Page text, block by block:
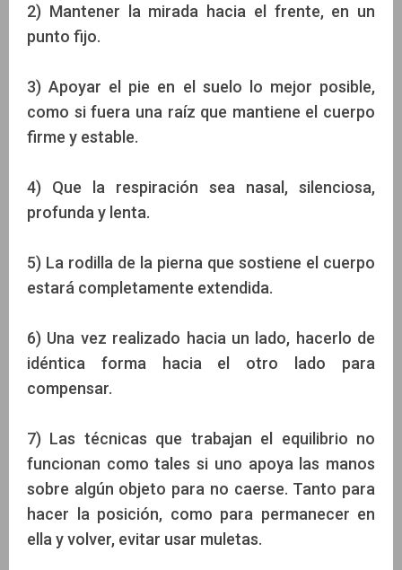
2) Mantener la mirada hacia el frente, en un
punto fijo.
3) Apoyar el pie en el suelo lo mejor posible,
como si fuera una raíz que mantiene el cuerpo
firme y estable.
4) Que la respiración sea nasal, silenciosa,
profunda y lenta.
5) La rodilla de la pierna que sostiene el cuerpo
estará completamente extendida.
6) Una vez realizado hacia un lado, hacerlo de
idéntica forma hacia el otro lado para
compensar.
7) Las técnicas que trabajan el equilibrio no
funcionan como tales si uno apoya las manos
sobre algún objeto para no caerse. Tanto para
hacer la posición, como para permanecer en
ella y volver, evitar usar muletas.